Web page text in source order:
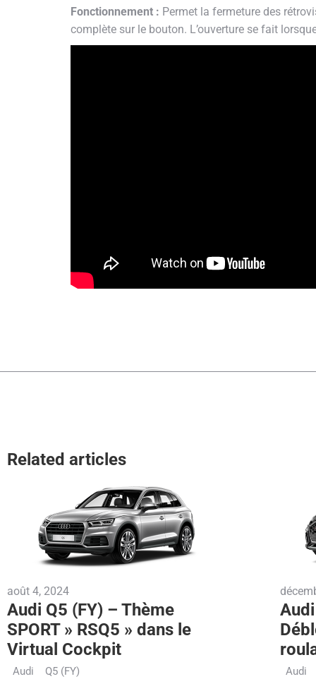
Fonctionnement : Permet la fermeture des
complète sur le bouton. L’ouverture se fait
Related articles
août 4, 2024
Audi Q5 (FY) – Thème
SPORT » RSQ5 » dans le
Virtual Cockpit
Audi Q5 (FY) Audi